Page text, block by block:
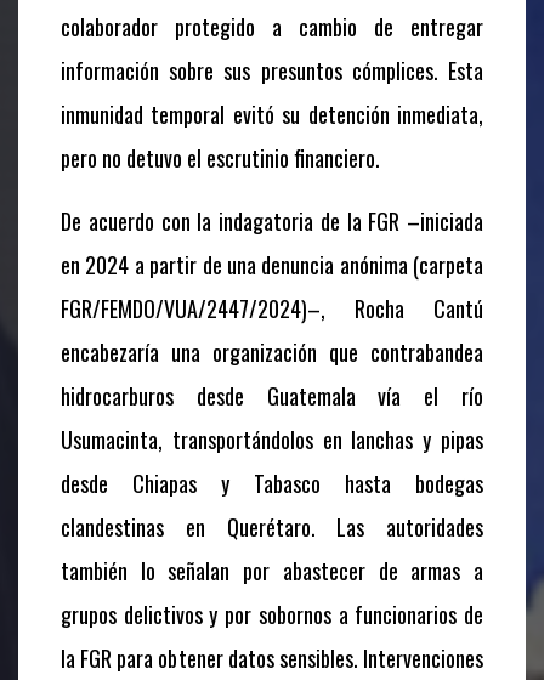
colaborador protegido a cambio de entregar
información sobre sus presuntos cómplices. Esta
inmunidad temporal evitó su detención inmediata,
pero no detuvo el escrutinio financiero.
De acuerdo con la indagatoria de la FGR –iniciada
en 2024 a partir de una denuncia anónima (carpeta
FGR/FEMDO/VUA/2447/2024)–, Rocha Cantú
encabezaría una organización que contrabandea
hidrocarburos desde Guatemala vía el río
Usumacinta, transportándolos en lanchas y pipas
desde Chiapas y Tabasco hasta bodegas
clandestinas en Querétaro. Las autoridades
también lo señalan por abastecer de armas a
grupos delictivos y por sobornos a funcionarios de
la FGR para obtener datos sensibles. Intervenciones